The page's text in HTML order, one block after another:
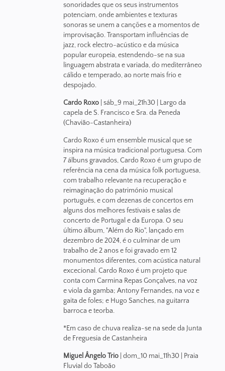
sonoridades que os seus instrumentos
potenciam, onde ambientes e texturas
sonoras se unem a canções e a momentos de
improvisação. Transportam influências de
jazz, rock electro-acústico e da música
popular europeia, estendendo-se na sua
linguagem abstrata e variada, do mediterrâneo
cálido e temperado, ao norte mais frio e
despojado.
Cardo Roxo| sáb_9 mai_21h30 | Largo da
capela de S. Francisco e Sra. da Peneda
(Chavião-Castanheira)
Cardo Roxo é um ensemble musical que se
inspira na música tradicional portuguesa. Com
7 álbuns gravados, Cardo Roxo é um grupo de
referência na cena da música folk portuguesa,
com trabalho relevante na recuperação e
reimaginação do património musical
português, e com dezenas de concertos em
alguns dos melhores festivais e salas de
concerto de Portugal e da Europa. O seu
último álbum, "Além do Rio", lançado em
dezembro de 2024, é o culminar de um
trabalho de 2 anos e foi gravado em 12
monumentos diferentes, com acústica natural
excecional. Cardo Roxo é um projeto que
conta com Carmina Repas Gonçalves, na voz
e viola da gamba; Antony Fernandes, na voz e
gaita de foles; e Hugo Sanches, na guitarra
barroca e teorba.
*Em caso de chuva realiza-se na sede da Junta
de Freguesia de Castanheira
Miguel Ângelo Trio| dom_10 mai_11h30 | Praia
Fluvial do Taboão